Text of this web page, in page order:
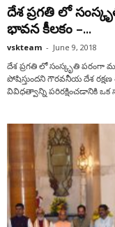
దేశ ప్రగతి లో
భావన కీలకం –...
vskteam - June 9, 2018
దేశ ప్రగతి లో సంస్కృతి
పోషిస్తుందని గౌరవనీయ దేశ
వివిధత్వాన్ని పరిరక్షించడానికి